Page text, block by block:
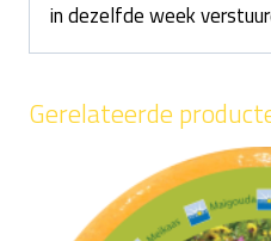
in dezelfde week
Gerelateerde